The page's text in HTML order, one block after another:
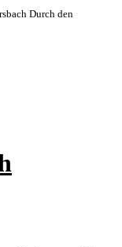
Durch den